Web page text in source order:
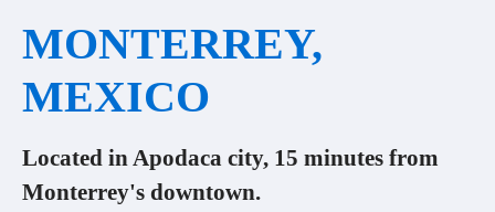
MONTERREY,
MEXICO
Located in Apodaca city, 15 minutes from
Monterrey's downtown.